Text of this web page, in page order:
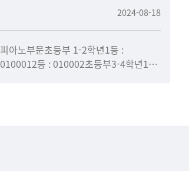
2024-08-18
피아노부문초등부 1-2학년1등 :
0100012등 : 010002초등부3-4학년1등: